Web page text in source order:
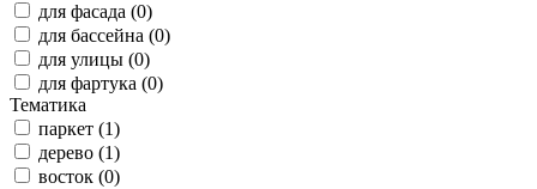
для фасада (0)
для бассейна (0)
для улицы (0)
для фартука (0)
Тематика
паркет (1)
дерево (1)
восток (0)